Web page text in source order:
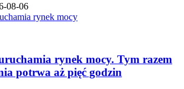
08-06
rynek mocy. Tym razem
potrwa aż pięć godzin